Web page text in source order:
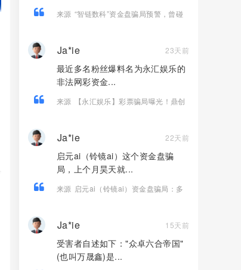
来源 “智链数科”资金盘骗局预警，曾碰
Ja*ie 23天前
最近多名粉丝爆料名为永汇娱乐的
非法网彩资金...
来源
【永汇娱乐】彩票骗局曝光！鼎创
Ja*ie 22天前
启元ai（铃镜ai）这个资金盘骗
局，上个月昊天就...
来源 启元ai（铃镜ai）资金盘骗局：多
Ja*ie 15天前
受害者自述如下："众卓六合帝国"
(也叫万晟鑫)是...